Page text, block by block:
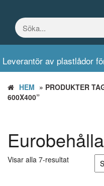
innehållet
Leverantör av plastlådor
HEM » PRODUKTER
600X400”
Visar alla 7-resultat